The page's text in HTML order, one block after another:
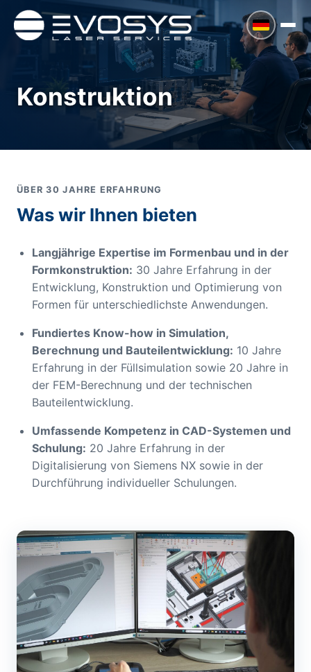
Konstruktion
ÜBER 30 JAHRE ERFAHRUNG
Was wir Ihnen bieten
Langjährige Expertise im Formenbau und in der
Formkonstruktion: 30 Jahre Erfahrung in der
Entwicklung, Konstruktion und Optimierung von
Formen für unterschiedlichste Anwendungen.
Fundiertes Know-how in Simulation,
Berechnung und Bauteilentwicklung: 10 Jahre
Erfahrung in der Füllsimulation sowie 20 Jahre in
der FEM-Berechnung und der technischen
Bauteilentwicklung.
Umfassende Kompetenz in CAD-Systemen und
Schulung: 20 Jahre Erfahrung in der
Digitalisierung von Siemens NX sowie in der
Durchführung individueller Schulungen.